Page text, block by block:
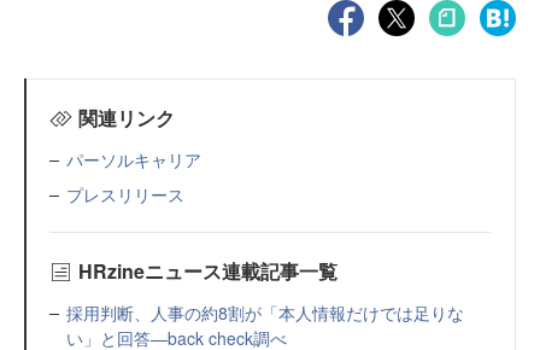
関連リンク
パーソルキャリア
プレスリリース
HRzineニュース連載記事一覧
採用判断、人事の約8割が「本人情報だけでは足りな
い」と回答—back check調べ